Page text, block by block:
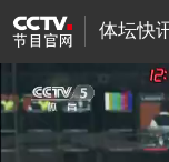
体坛快